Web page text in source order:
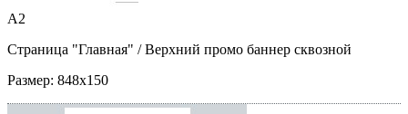
A2
Страница "Главная" / Верхний промо баннер сквозной
Размер: 848x150